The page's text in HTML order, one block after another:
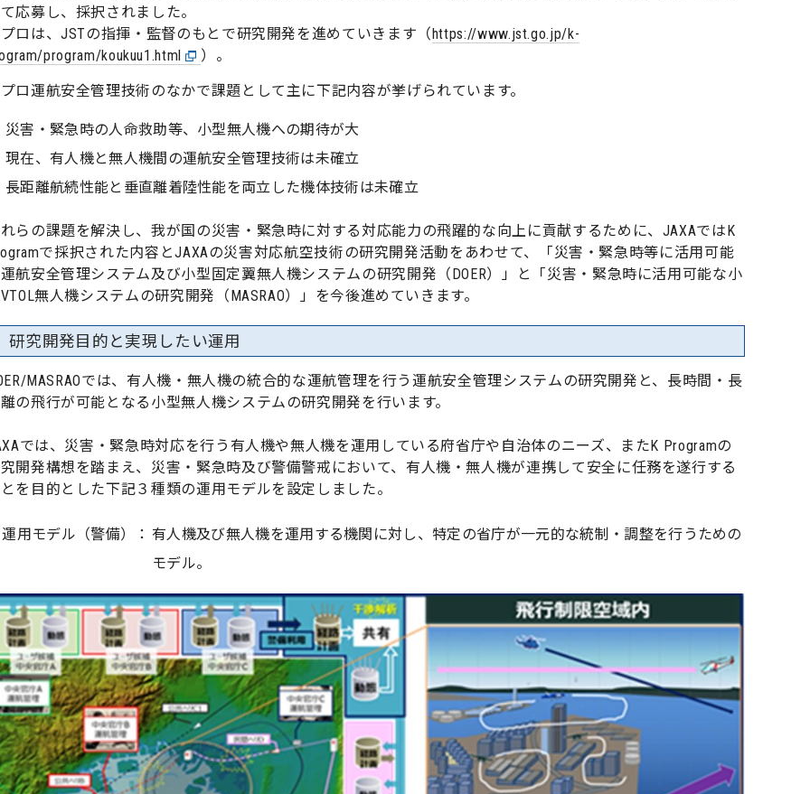
応募し、採択されました。
ロは、JSTの指揮・監督のもとで研究開発を進めていきます（https://www.jst.go.jp/k-
program/koukuu1.html
）。
ロ運航安全管理技術のなかで課題として主に下記内容が挙げられています。
災害・緊急時の人命救助等、小型無人機への期待が大
現在、有人機と無人機間の運航安全管理技術は未確立
長距離航続性能と垂直離着陸性能を両立した機体技術は未確立
らの課題を解決し、我が国の災害・緊急時に対する対応能力の飛躍的な向上に貢献するために、JAXAではK
で採択された内容とJAXAの災害対応航空技術の研究開発活動をあわせて、「災害・緊急時等に活用可能
航安全管理システム及び小型固定翼無人機システムの研究開発（DOER）」と「災害・緊急時に活用可能な小
無人機システムの研究開発（MASRAO）」を今後進めていきます。
研究開発目的と実現したい運用
MASRAOでは、有人機・無人機の統合的な運航管理を行う運航安全管理システムの研究開発と、長時間・長
の飛行が可能となる小型無人機システムの研究開発を行います。
では、災害・緊急時対応を行う有人機や無人機を運用している府省庁や自治体のニーズ、またK Programの
開発構想を踏まえ、災害・緊急時及び警備警戒において、有人機・無人機が連携して安全に任務を遂行する
を目的とした下記３種類の運用モデルを設定しました。
用モデル（警備）： 有人機及び無人機を運用する機関に対し、特定の省庁が一元的な統制・調整を行うための
モデル。